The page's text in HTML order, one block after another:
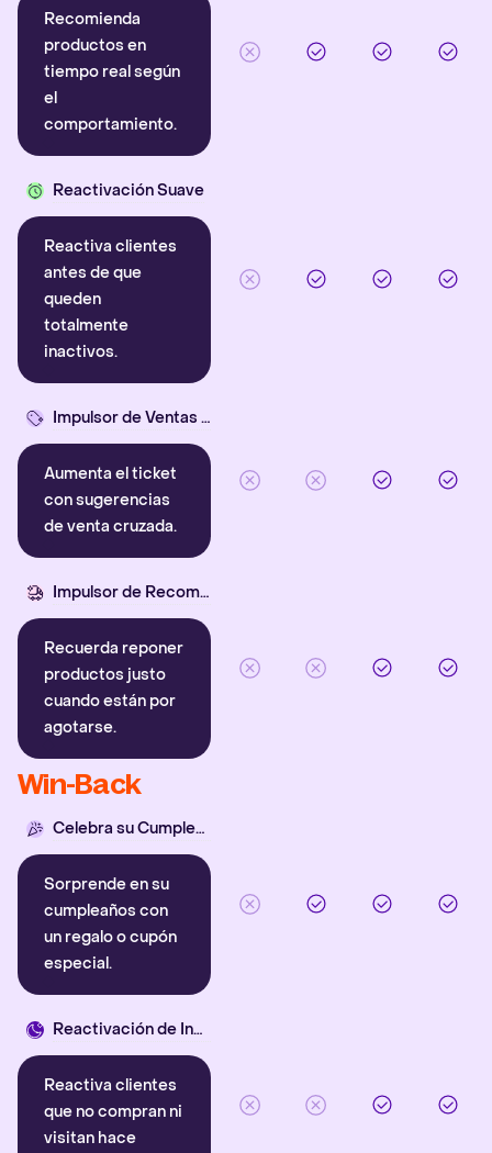
Recomienda
productos en
tiempo real según
el
comportamiento.
Reactivación Suave
Reactiva clientes
antes de que
queden
totalmente
inactivos.
Impulsor de Ventas Cruzadas
Aumenta el ticket
con sugerencias
de venta cruzada.
Impulsor de Recompra
Recuerda reponer
productos justo
cuando están por
agotarse.
Win-Back
Celebra su Cumpleaños
Sorprende en su
cumpleaños con
un regalo o cupón
especial.
Reactivación de Inactivos
Reactiva clientes
que no compran ni
visitan hace